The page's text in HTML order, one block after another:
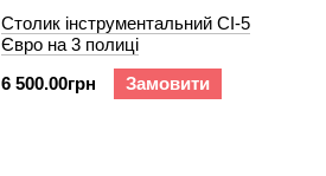
Столик інструментальний СІ-5
Євро на 3 полиці
6 500.00грн
Замовити